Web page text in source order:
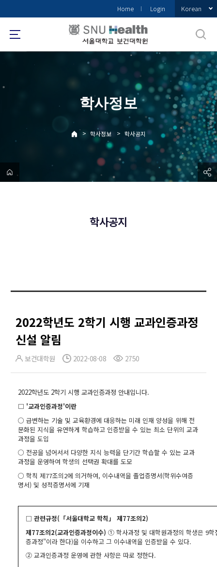
로
메
Home Login Korean
학사정보
> 학사정보 > 학사공지
학사공지
2022학년도 2학기 시행 교과인증과정
신설 알림
보건대학원 2022-08-08 2750
2022학년도 2학기 시행 교과인증과정 안내입니다.
□ '교과인증과정'이란
○ 급변하는 기술 및 교육환경에 대응하는 미래 인재 양성을 위해 전
문화된 지식을 유연하게 학습하고 인증받을 수 있는 최소 단위의 교과
과정을 도입
○ 전공을 넘어서서 다양한 지식 능력을 단기간 학습할 수 있는 교과
과정을 운영하여 학생의 선택권 확대를 도모
○ 학칙 제77조의2에 의거하여, 이수내역을 졸업증명서(학위수여증
명서) 및 성적증명서에 기재
□관련규정(「서울대학교 학칙」 제77조의2)
제77조의2(교과인증과정이수)① 학사과정 및 대학원과정의 학생은 9
증과정"이라 한다)을 이수하고 그 이수내역을 인증받을 수 있다.
② 교과인증과정 운영에 관한 사항은 따로 정한다.